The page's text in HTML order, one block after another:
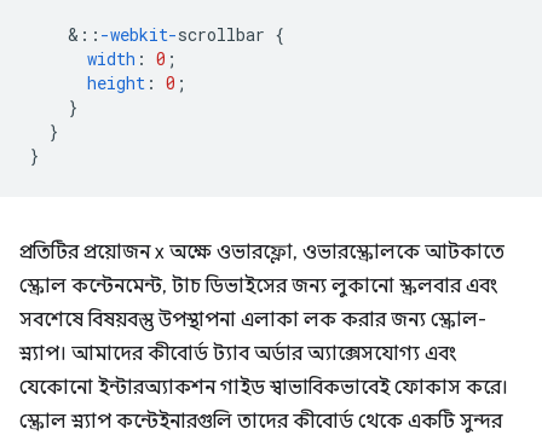
& :: -webkit-scrollbar {
width : 0 ;
height : 0 ;
}
}
}
প্রতিটির প্রয়োজন x অক্ষে ওভারফ্লো, ওভারস্ক্রোলকে আটকাতে
স্ক্রোল কন্টেনমেন্ট, টাচ ডিভাইসের জন্য লুকানো স্ক্রলবার এবং
সবশেষে বিষয়বস্তু উপস্থাপনা এলাকা লক করার জন্য স্ক্রোল-
স্ন্যাপ। আমাদের কীবোর্ড ট্যাব অর্ডার অ্যাক্সেসযোগ্য এবং
যেকোনো ইন্টারঅ্যাকশন গাইড স্বাভাবিকভাবেই ফোকাস করে।
স্ক্রোল স্ন্যাপ কন্টেইনারগুলি তাদের কীবোর্ড থেকে একটি সুন্দর